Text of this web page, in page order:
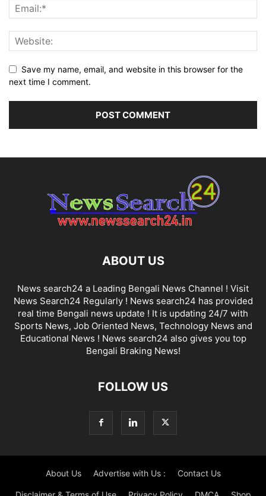
Save my name, email, and website in this browser for the
next time I comment.
ABOUT US
News search24 a Leading Bengali News Channel ! Visit
News Search24 Regularly ! News search24 has provided
real time Bengali news update ! It is updating 24/7 with
Sports News, Job Oriented News, Technology News and
Educational News ! News search24 also gives you top
Bengali Braking News!
FOLLOW US
About Us Advertise with Us : Contact Us